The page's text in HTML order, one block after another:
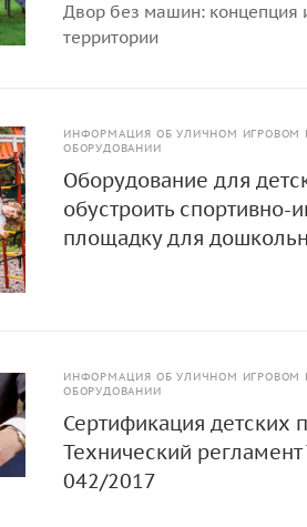
Двор без машин: концепция
территории
ИНФОРМАЦИЯ ОБ УЛИЧНОМ ИГРОВОМ
ОБОРУДОВАНИИ
Оборудование для
обустроить спортивно-
площадку для
ИНФОРМАЦИЯ ОБ УЛИЧНОМ ИГРОВОМ
ОБОРУДОВАНИИ
Сертификация детских
Технический
042/2017